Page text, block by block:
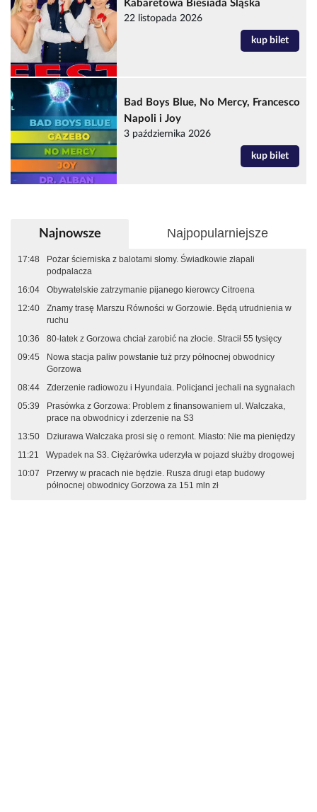
Kabaretowa Biesiada Śląska
22 listopada 2026
kup bilet
Bad Boys Blue, No Mercy, Francesco
Napoli i Joy
3 października 2026
kup bilet
Najnowsze Najpopularniejsze
17:48
Pożar ścierniska z balotami słomy. Świadkowie złapali
podpalacza
16:04
Obywatelskie zatrzymanie pijanego kierowcy Citroena
12:40
Znamy trasę Marszu Równości w Gorzowie. Będą utrudnienia w
ruchu
10:36
80-latek z Gorzowa chciał zarobić na złocie. Stracił 55 tysięcy
09:45
Nowa stacja paliw powstanie tuż przy północnej obwodnicy
Gorzowa
08:44
Zderzenie radiowozu i Hyundaia. Policjanci jechali na sygnałach
05:39
Prasówka z Gorzowa: Problem z finansowaniem ul. Walczaka,
prace na obwodnicy i zderzenie na S3
13:50
Dziurawa Walczaka prosi się o remont. Miasto: Nie ma pieniędzy
11:21
Wypadek na S3. Ciężarówka uderzyła w pojazd służby drogowej
10:07
Przerwy w pracach nie będzie. Rusza drugi etap budowy
północnej obwodnicy Gorzowa za 151 mln zł